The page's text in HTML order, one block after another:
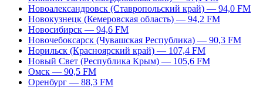
Новоалександровск (Ставропольский край) — 94,0 FM
Новокузнецк (Кемеровская область) — 94,2 FM
Новосибирск — 94,6 FM
Новочебоксарск (Чувашская Республика) — 90,3 FM
Норильск (Красноярский край) — 107,4 FM
Новый Свет (Республика Крым) — 105,6 FM
Омск — 90,5 FM
Оренбург — 88,3 FM